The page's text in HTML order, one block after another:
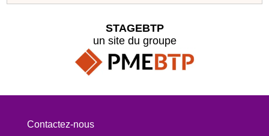
STAGEBTP
un site du groupe
Contactez-nous